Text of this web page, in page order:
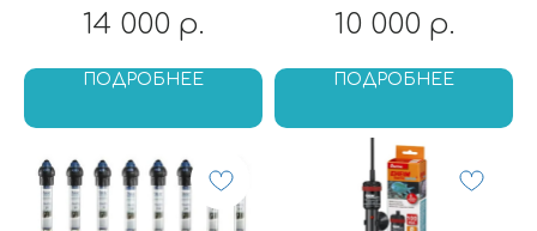
14 000 р.
ПОДРОБНЕЕ
10 000 р.
ПОДРОБНЕЕ
Аквариумные
Гуппи
Моллинезии
Гурами и макроподы
Лялиусы
Золотые рыбки
Тернеции
Барбусы
Лабео
Расборы
Крабики
Арованы